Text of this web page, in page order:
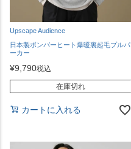
Upscape Audience
日本製ボンバーヒート爆暖裏起毛プルパ
ーカー
¥9,790税込
在庫切れ
カートに入れる